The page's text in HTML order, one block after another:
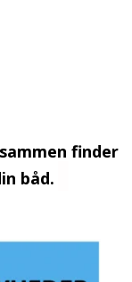
finder
båd.